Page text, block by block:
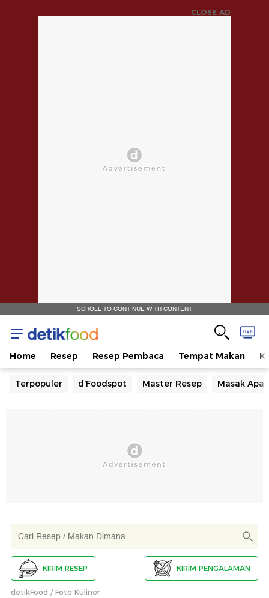
CLOSE AD
SCROLL TO CONTINUE WITH CONTENT
Home Resep Resep Pembaca Tempat Makan
Terpopuler d'Foodspot Master Resep Masak Apa
KIRIM RESEP KIRIM PENGALAMAN
detikFood Foto Kuliner